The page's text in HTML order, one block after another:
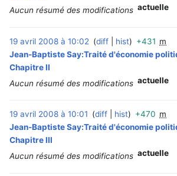
Aucun résumé des modifications actuelle
19 avril 2008 à 10:02 diff hist +431 m
Jean-Baptiste Say:Traité d'économie
Chapitre II
Aucun résumé des modifications actuelle
19 avril 2008 à 10:01 diff hist +470 m
Jean-Baptiste Say:Traité d'économie
Chapitre III
Aucun résumé des modifications actuelle